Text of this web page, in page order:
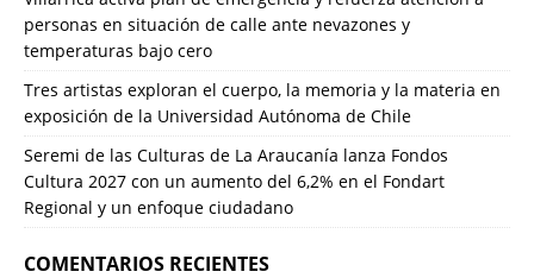
personas en situación de calle ante nevazones y
temperaturas bajo cero
Tres artistas exploran el cuerpo, la memoria y la materia en
exposición de la Universidad Autónoma de Chile
Seremi de las Culturas de La Araucanía lanza Fondos
Cultura 2027 con un aumento del 6,2% en el Fondart
Regional y un enfoque ciudadano
COMENTARIOS RECIENTES